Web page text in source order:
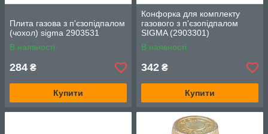
Плита газова з п'єзопідпалом
(чохол) sigma 2903531
В наявності
284 ₴
Купити
Конфорка для комплекту
газового з п'єзопідпалом
SIGMA (2903301)
В наявності
342 ₴
Купити